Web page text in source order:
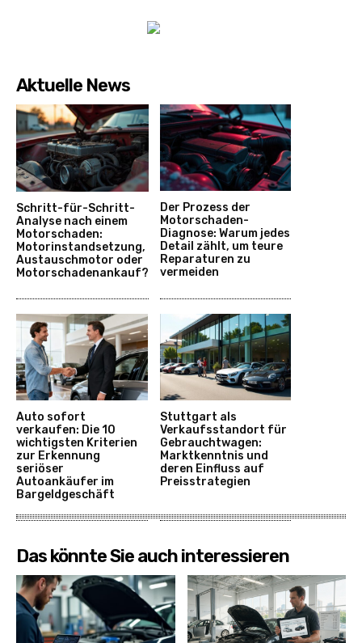
Aktuelle News
Schritt-für-Schritt-
Analyse nach einem
Motorschaden:
Motorinstandsetzung,
Austauschmotor oder
Motorschadenankauf?
Der Prozess der
Motorschaden-
Diagnose: Warum jedes
Detail zählt, um teure
Reparaturen zu
vermeiden
Auto sofort
verkaufen: Die 10
wichtigsten Kriterien
zur Erkennung
seriöser
Autoankäufer im
Bargeldgeschäft
Stuttgart als
Verkaufsstandort für
Gebrauchtwagen:
Marktkenntnis und
deren Einfluss auf
Preisstrategien
Das könnte Sie auch interessieren